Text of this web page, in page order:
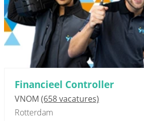
Financieel Controller
VNOM (658 vacatures)
Rotterdam